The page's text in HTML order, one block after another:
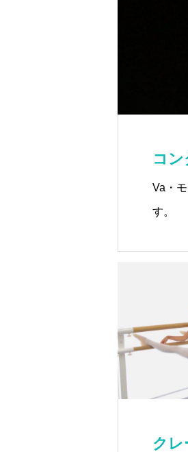
コ
Va・
す。
クレ